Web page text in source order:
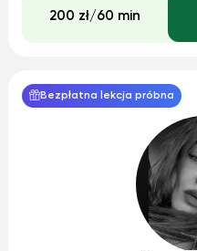
potrzeb ucznia.
życia w Polsce.
słownictwie. Mogę uczyć
200 zł/60 min
Bezpłatna lekcja próbna